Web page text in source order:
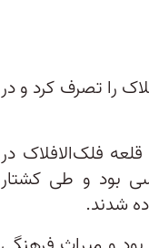
را تصرف کرد و در
فلک‌الافلاک در
بود و طی کشتار